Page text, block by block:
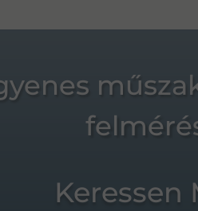
Keressen